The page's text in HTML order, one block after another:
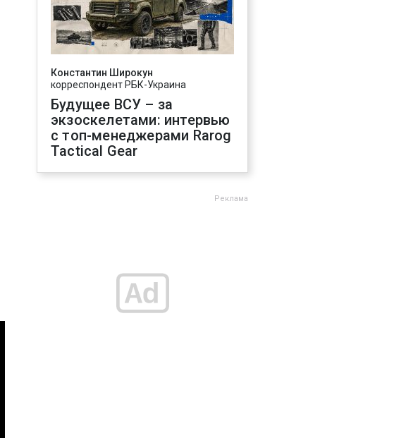
Константин Широкун
корреспондент РБК-Украина
Будущее ВСУ – за
экзоскелетами: интервью
с топ-менеджерами Rarog
Tactical Gear